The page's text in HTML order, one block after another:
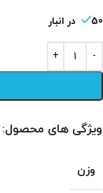
50 در انبار
ویژگی های محصول:
وزن